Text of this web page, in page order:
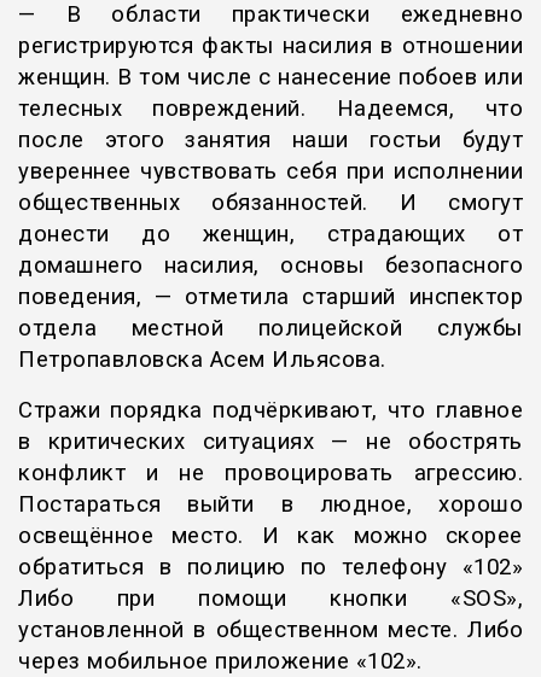
— В области практически ежедневно
регистрируются факты насилия в отношении
женщин. В том числе с нанесение побоев или
телесных повреждений. Надеемся, что
после этого занятия наши гостьи будут
увереннее чувствовать себя при исполнении
общественных обязанностей. И смогут
донести до женщин, страдающих от
домашнего насилия, основы безопасного
поведения, — отметила старший инспектор
отдела местной полицейской службы
Петропавловска Асем Ильясова.
Стражи порядка подчёркивают, что главное
в критических ситуациях — не обострять
конфликт и не провоцировать агрессию.
Постараться выйти в людное, хорошо
освещённое место. И как можно скорее
обратиться в полицию по телефону «102»
Либо при помощи кнопки «SOS»,
установленной в общественном месте. Либо
через мобильное приложение «102».